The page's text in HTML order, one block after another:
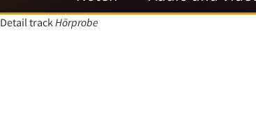
Detail trackHörprobe